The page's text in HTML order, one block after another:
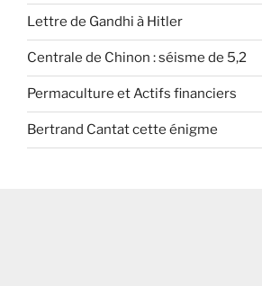
Lettre de Gandhi à Hitler
Centrale de Chinon : séisme de 5,2
Permaculture et Actifs financiers
Bertrand Cantat cette énigme